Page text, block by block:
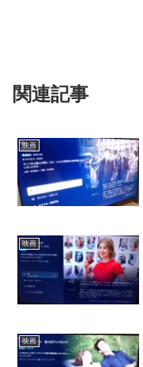
関連記事
映画
映画
映画